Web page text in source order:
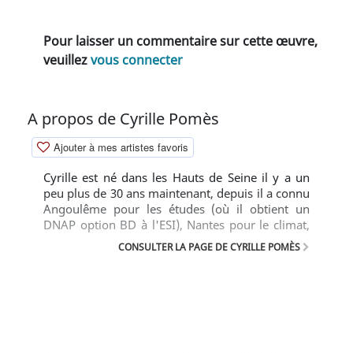
Pour laisser un commentaire sur cette œuvre,
veuillezvous connecter
A propos de Cyrille Pomès
Ajouter à mes artistes favoris
Cyrille est né dans les Hauts de Seine il y a un
peu plus de 30 ans maintenant, depuis il a connu
Angoulême pour les études (où il obtient un
DNAP option BD à l'ESI), Nantes pour le climat,
enfin Toulouse où il vit, écrit et dessine depuis
pas mal d'années maintenant. Il publie À la lettre
CONSULTER LA PAGE DE CYRILLE POMÈS